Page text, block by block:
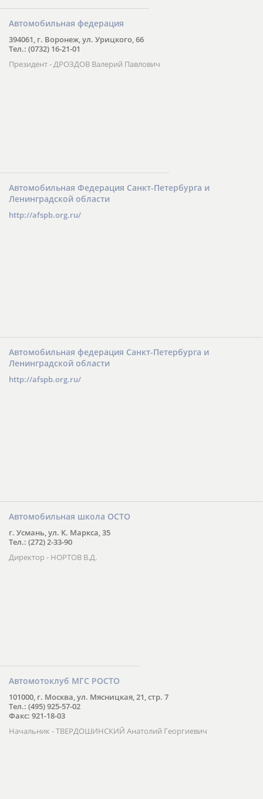
Автомобильная федерация
394061, г. Воронеж, ул. Урицкого, 66
Тел.: (0732) 16-21-01
Президент - ДРОЗДОВ Валерий Павлович
Автомобильная Федерация Санкт-Петербурга и
Ленинградской области
http://afspb.org.ru/
Автомобильная федерация Санкт-Петербурга и
Ленинградской области
http://afspb.org.ru/
Автомобильная школа ОСТО
г. Усмань, ул. К. Маркса, 35
Тел.: (272) 2-33-90
Директор - НОРТОВ В.Д.
Автомотоклуб МГС РОСТО
101000, г. Москва, ул. Мясницкая, 21, стр. 7
Тел.: (495) 925-57-02
Факс: 921-18-03
Начальник - ТВЕРДОШИНСКИЙ Анатолий Георгиевич